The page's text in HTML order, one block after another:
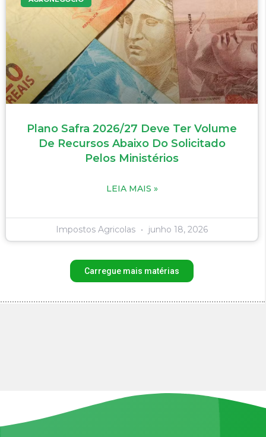
Plano Safra 2026/27 Deve Ter Volume
De Recursos Abaixo Do Solicitado
Pelos Ministérios
LEIA MAIS »
Impostos Agricolas junho 18, 2026
Carregue mais matérias